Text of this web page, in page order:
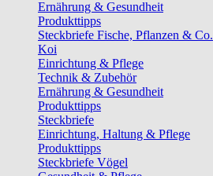
Ernährung & Gesundheit
Produkttipps
Steckbriefe Fische, Pflanzen & Co.
Koi
Einrichtung & Pflege
Technik & Zubehör
Ernährung & Gesundheit
Produkttipps
Steckbriefe
Einrichtung, Haltung & Pflege
Produkttipps
Steckbriefe Vögel